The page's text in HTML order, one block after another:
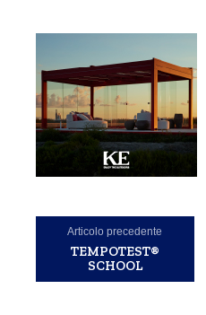
Articolo precedente
TEMPOTEST®
SCHOOL